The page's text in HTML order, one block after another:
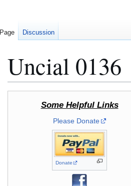
Uncial 0136
Some Helpful Links
Please Donate
Donate
Page Discussion